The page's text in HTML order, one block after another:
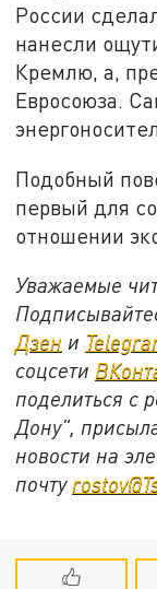
России
нанесли
Кремлю, а,
Евросоюза.
Подобный
первый для
отношении
Уважаемые
Дзен и
соцсети
поделиться с
Дону",
новости на
почту